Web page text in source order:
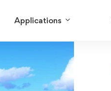
Applications